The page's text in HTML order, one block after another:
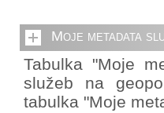
Moje metadata
Tabulka "Moje
služeb na
tabulka "Moje